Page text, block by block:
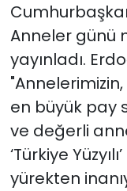
Anneler günü
yayınladı.
en büyük pay
ve değerli
‘Türkiye
yürekten